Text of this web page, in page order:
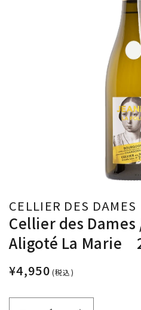
CELLIER DES DAMES
Cellier des
Aligoté La Marie
¥4,950 (税込)